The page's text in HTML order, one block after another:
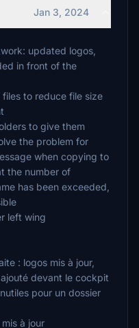
Jan 3, 2024
updated logos,
in front of the
to reduce file size
to give them
the problem for
when copying to
the number of
has been exceeded,
left wing
: logos mis à jour,
devant le cockpit
pour un dossier
à jour